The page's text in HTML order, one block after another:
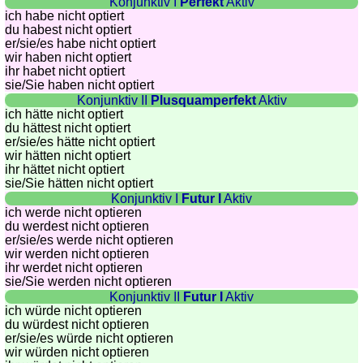
Quiz
de
villes
et
pays
Plus
de
jeux
Entraineur
de
mémoire
Entraineur
de
mathématiques
Puzzle
Quiz
animaux
Trouvez
les
différences
ich habe nicht optiert
du habest nicht optiert
er/sie/es habe nicht optiert
wir haben nicht optiert
ihr habet nicht optiert
sie/Sie haben nicht optiert
Konjunktiv II
PlusquamperfektAktiv
ich hätte nicht optiert
du hättest nicht optiert
er/sie/es hätte nicht optiert
wir hätten nicht optiert
ihr hättet nicht optiert
sie/Sie hätten nicht optiert
Konjunktiv I
Futur I
Aktiv
ich werde nicht optieren
du werdest nicht optieren
er/sie/es werde nicht optieren
wir werden nicht optieren
ihr werdet nicht optieren
sie/Sie werden nicht optieren
Konjunktiv II
Futur I
Aktiv
ich würde nicht optieren
du würdest nicht optieren
er/sie/es würde nicht optieren
wir würden nicht optieren